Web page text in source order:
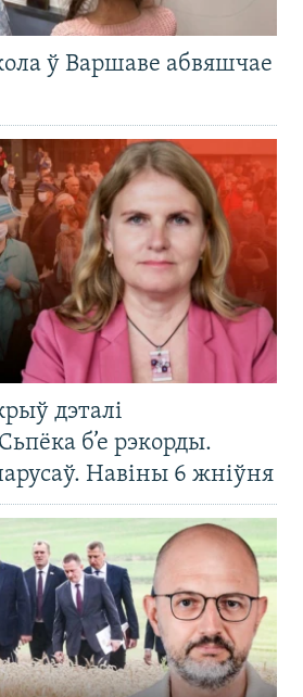
ў Варшаве абвяшчае
дэталі
б’е рэкорды.
Навіны 6 жніўня